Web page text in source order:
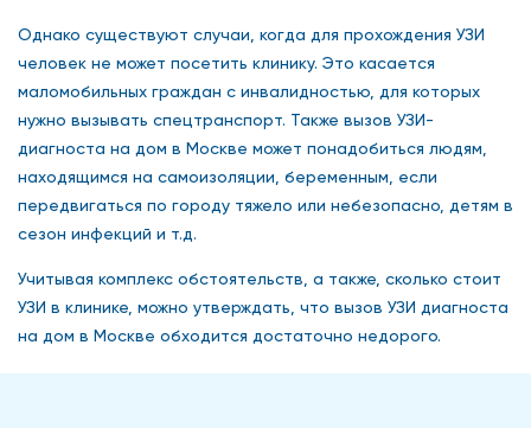
Однако существуют случаи, когда для прохождения УЗИ
человек не может посетить клинику. Это касается
маломобильных граждан с инвалидностью, для которых
нужно вызывать спецтранспорт. Также вызов УЗИ-
диагноста на дом в Москве может понадобиться людям,
находящимся на самоизоляции, беременным, если
передвигаться по городу тяжело или небезопасно, детям в
сезон инфекций и т.д.
Учитывая комплекс обстоятельств, а также, сколько стоит
УЗИ в клинике, можно утверждать, что вызов УЗИ диагноста
на дом в Москве обходится достаточно недорого.